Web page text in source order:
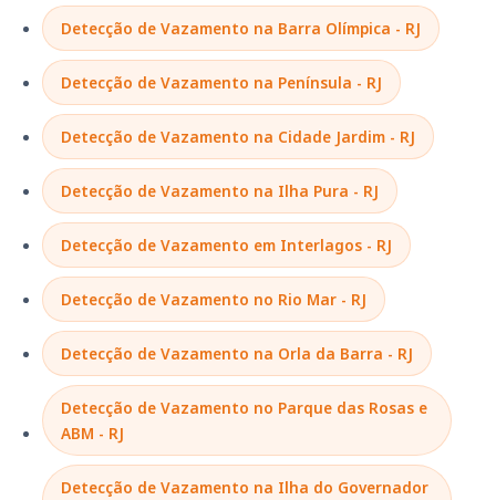
Detecção de Vazamento na Barra Olímpica - RJ
Detecção de Vazamento na Península - RJ
Detecção de Vazamento na Cidade Jardim - RJ
Detecção de Vazamento na Ilha Pura - RJ
Detecção de Vazamento em Interlagos - RJ
Detecção de Vazamento no Rio Mar - RJ
Detecção de Vazamento na Orla da Barra - RJ
Detecção de Vazamento no Parque das Rosas e
ABM - RJ
Detecção de Vazamento na Ilha do Governador